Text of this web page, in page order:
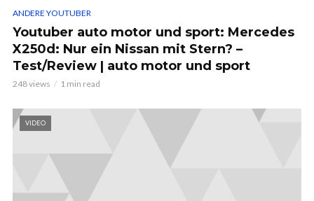
ANDERE YOUTUBER
Youtuber auto motor und sport: Mercedes
X250d: Nur ein Nissan mit Stern? –
Test/Review | auto motor und sport
248 views 1 min read
VIDEO